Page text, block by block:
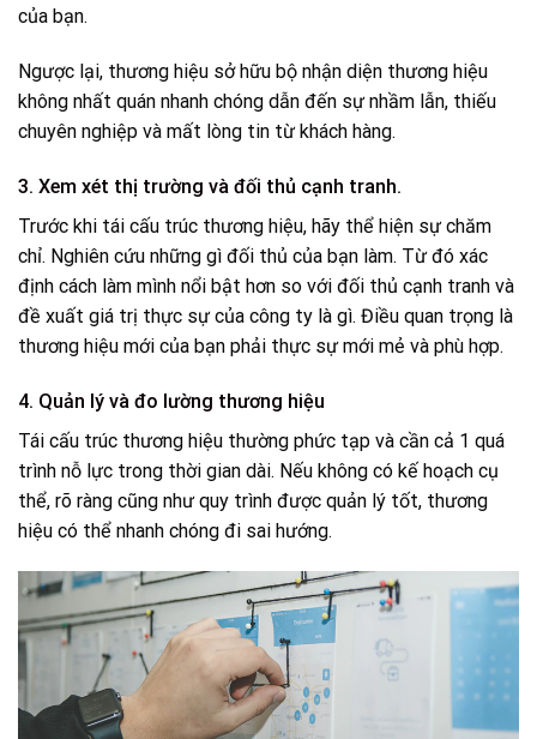
của bạn.
Ngược lại, thương hiệu sở hữu bộ nhận diện thương hiệu
không nhất quán nhanh chóng dẫn đến sự nhầm lẫn, thiếu
chuyên nghiệp và mất lòng tin từ khách hàng.
3. Xem xét thị trường và đối thủ cạnh tranh.
Trước khi tái cấu trúc thương hiệu, hãy thể hiện sự chăm
chỉ. Nghiên cứu những gì đối thủ của bạn làm. Từ đó xác
định cách làm mình nổi bật hơn so với đối thủ cạnh tranh và
đề xuất giá trị thực sự của công ty là gì. Điều quan trọng là
thương hiệu mới của bạn phải thực sự mới mẻ và phù hợp.
4. Quản lý và đo lường thương hiệu
Tái cấu trúc thương hiệu thường phức tạp và cần cả 1 quá
trình nỗ lực trong thời gian dài. Nếu không có kế hoạch cụ
thể, rõ ràng cũng như quy trình được quản lý tốt, thương
hiệu có thể nhanh chóng đi sai hướng.